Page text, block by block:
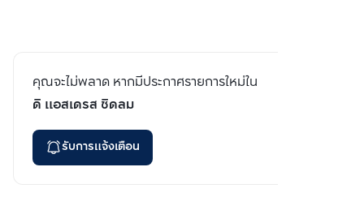
คุณจะไม่พลาด หากมีประกาศรายการใหม่ใน
ดิ แอสเดรส ชิดลม
รับการแจ้งเตือน